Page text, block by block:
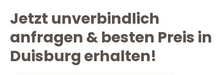
Jetzt unverbindlich
anfragen & besten Preis in
Duisburg erhalten!